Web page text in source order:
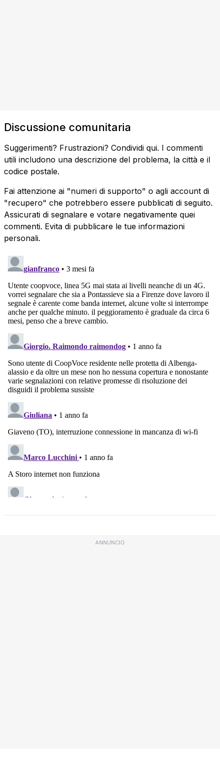
Discussione comunitaria
Suggerimenti? Frustrazioni? Condividi qui. I commenti
utili includono una descrizione del problema, la città e il
codice postale.
Fai attenzione ai "numeri di supporto" o agli account di
"recupero" che potrebbero essere pubblicati di seguito.
Assicurati di segnalare e votare negativamente quei
commenti. Evita di pubblicare le tue informazioni
personali.
ANNUNCIO